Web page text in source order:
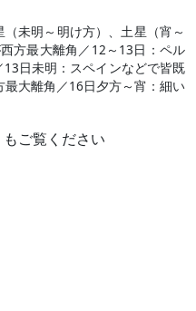
未明～明け方）、土星（宵～
方最大離角／12～13日：ペル
日未明：スペインなどで皆既
最大離角／16日夕方～宵：細い
もご覧ください